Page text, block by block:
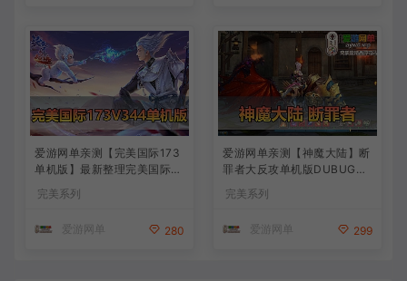
爱游网单亲测【完美国际173
单机版】最新整理完美国际17
3V344新15职业鸿利商城版
装备精炼128倍 视频安装教学
完美系列
爱游网单 280
爱游网单亲测【神魔大陆】断
罪者大反攻单机版DUBUG命
令可发物品道具装备叶子虚拟
机一键端视频安装教学
完美系列
爱游网单 299